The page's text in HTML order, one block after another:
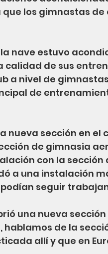
los gimnastas
nave estuvo
de sus
a nivel de
de
nueva sección en
de gimnasia
con la sección
a una instalación
seguir
una nueva
de la
allí y que en